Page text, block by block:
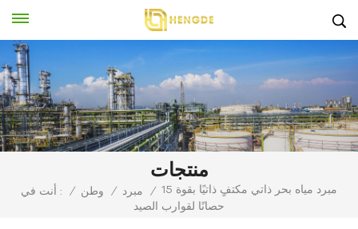
منتجات
أنت في : / وطن / مبرد / مبرد مياه بحر ذاتي مكتفٍ ذاتيًا بقوة 15
حصانًا لقوارب الصيد